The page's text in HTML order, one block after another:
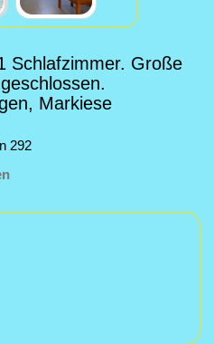
Schlafzimmer. Große
Markiese
292